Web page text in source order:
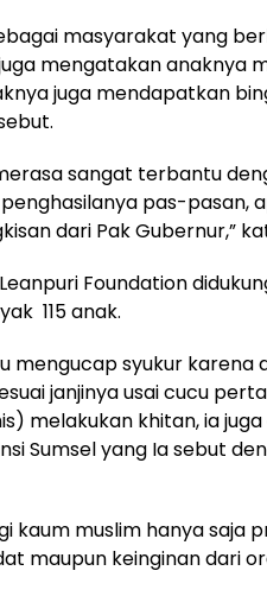
masyarakat yang
mengatakan anaknya
juga mendapatkan
sangat terbantu
pas-pasan,
dari Pak Gubernur,”
Foundation
115 anak.
mengucap syukur karena
janjinya usai cucu
melakukan khitan, ia
Sumsel yang Ia sebut
kaum muslim hanya saja
maupun keinginan dari